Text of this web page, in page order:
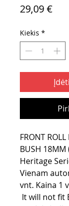
29,09 €
Kiekis *
FRONT
BUSH
Heritage
Vienam
vnt. Kaina 1
It will not fit